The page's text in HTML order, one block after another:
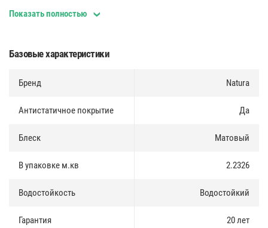
Отлично подойдет для кухни, ванной, коридора и балкона.
Позволяет использовать наш продукт в помещениях с
Кроме того NATURA устойчива к воздействию природных
43 класс
Основной полиуретановый защитный слой 0,5 мм, что
NATURA в помещениях с высокой проходимостью, а также
нажатия.
Показать полностью
Базовые характеристики
Бренд Natura
Антистатичное покрытие Да
Блеск Матовый
В упаковке м.кв 2.2326
Водостойкость Водостойкий
Гарантия 20 лет